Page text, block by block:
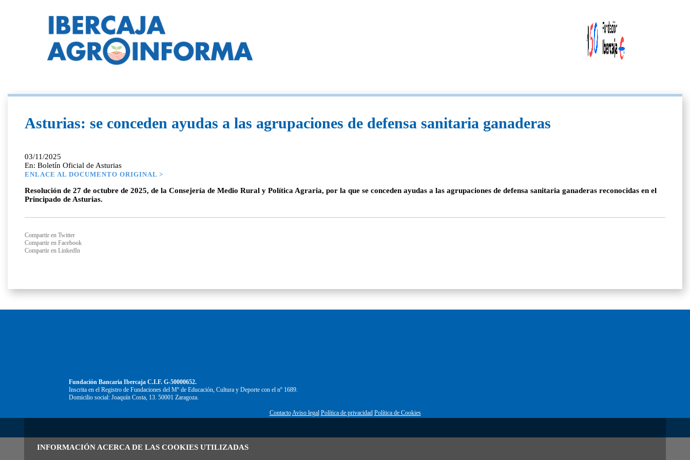
INFORMACIÓN ACERCA DE LAS COOKIES UTILIZADAS
Asturias: se conceden ayudas a las agrupaciones de defensa sanitaria ganaderas
03/11/2025
En: Boletín Oficial de Asturias
ENLACE AL DOCUMENTO ORIGINAL >
Resolución de 27 de octubre de 2025, de la Consejería de Medio Rural y Política Agraria, por la que se conceden ayudas a las agrupaciones de defensa sanitaria ganaderas reconocidas en el
Principado de Asturias.
Compartir en Twitter
Compartir en Facebook
Compartir en LinkedIn
Fundación Bancaria Ibercaja C.I.F. G-50000652.
Inscrita en el Registro de Fundaciones del Mº de Educación, Cultura y Deporte con el nº 1689.
Domicilio social: Joaquín Costa, 13. 50001 Zaragoza.
Contacto Aviso legal Política de privacidad Política de Cookies